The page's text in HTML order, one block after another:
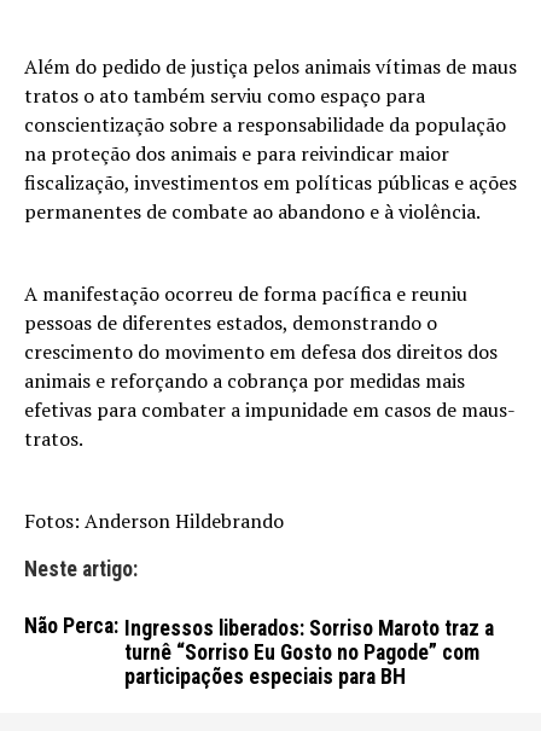
Além do pedido de justiça pelos animais vítimas de maus
tratos o ato também serviu como espaço para
conscientização sobre a responsabilidade da população
na proteção dos animais e para reivindicar maior
fiscalização, investimentos em políticas públicas e ações
permanentes de combate ao abandono e à violência.
A manifestação ocorreu de forma pacífica e reuniu
pessoas de diferentes estados, demonstrando o
crescimento do movimento em defesa dos direitos dos
animais e reforçando a cobrança por medidas mais
efetivas para combater a impunidade em casos de maus-
tratos.
Fotos: Anderson Hildebrando
Neste artigo:
Não Perca: Ingressos liberados: Sorriso Maroto traz a
turnê “Sorriso Eu Gosto no Pagode” com
participações especiais para BH